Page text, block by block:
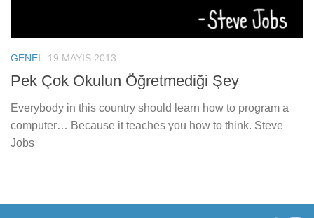
GENEL 19 MAYIS 2013
Pek Çok Okulun Öğretmediği Şey
Everybody in this country should learn how to program a
computer… Because it teaches you how to think. Steve
Jobs